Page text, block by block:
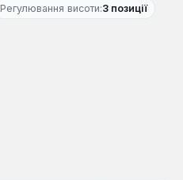
Регулювання висоти:3 позиції